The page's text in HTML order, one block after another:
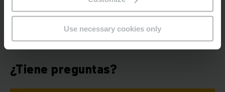
Use necessary cookies only
AHORA
¿Tiene preguntas?